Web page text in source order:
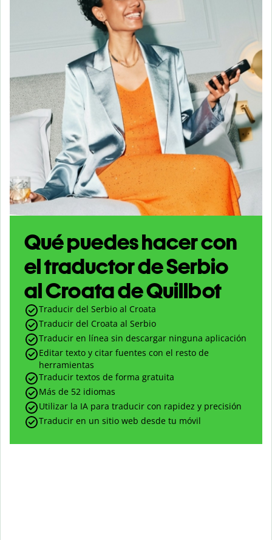
Qué puedes hacer con
el traductor de Serbio
al Croata de Quillbot
Traducir del Serbio al Croata
Traducir del Croata al Serbio
Traducir en línea sin descargar ninguna aplicación
Editar texto y citar fuentes con el resto de
herramientas
Traducir textos de forma gratuita
Más de 52 idiomas
Utilizar la IA para traducir con rapidez y precisión
Traducir en un sitio web desde tu móvil